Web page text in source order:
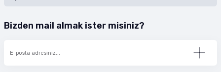
Bizden mail almak ister misiniz?